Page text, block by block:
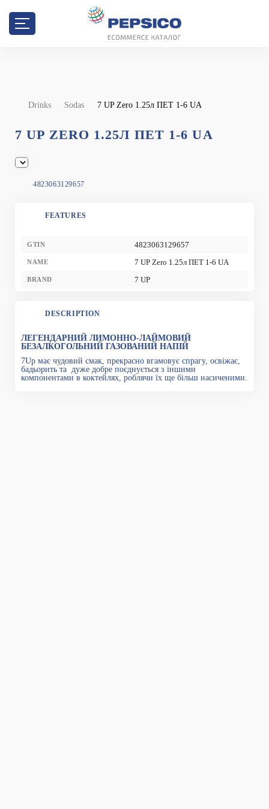
Drinks Sodas 7 UP Zero 1.25л ПЕТ 1-6 UA
7 UP ZERO 1.25Л ПЕТ 1-6 UA
4823063129657
FEATURES
GTIN 4823063129657
NAME 7 UP Zero 1.25л ПЕТ 1-6 UA
BRAND 7 UP
DESCRIPTION
ЛЕГЕНДАРНИЙ ЛИМОННО-ЛАЙМОВИЙ
БЕЗАЛКОГОЛЬНИЙ ГАЗОВАНИЙ НАПІЙ
7Up має чудовий смак, прекрасно вгамовує спрагу, освіжає,
бадьорить та дуже добре поєднується з іншими
компонентами в коктейлях, роблячи їх ще більш насиченими.